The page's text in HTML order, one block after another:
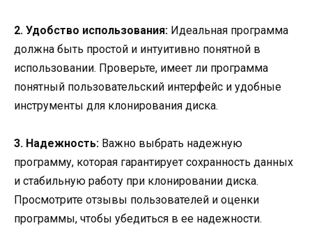
2. Удобство использования: Идеальная программа
должна быть простой и интуитивно понятной в
использовании. Проверьте, имеет ли программа
понятный пользовательский интерфейс и удобные
инструменты для клонирования диска.
3. Надежность: Важно выбрать надежную
программу, которая гарантирует сохранность данных
и стабильную работу при клонировании диска.
Просмотрите отзывы пользователей и оценки
программы, чтобы убедиться в ее надежности.